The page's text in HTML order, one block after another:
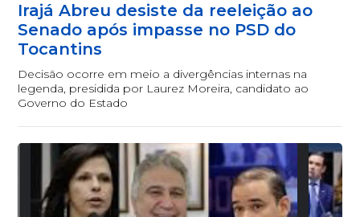
Irajá Abreu desiste da reeleição ao
Senado após impasse no PSD do
Tocantins
Decisão ocorre em meio a divergências internas na
legenda, presidida por Laurez Moreira, candidato ao
Governo do Estado